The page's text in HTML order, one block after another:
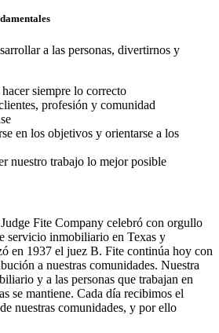
a las personas, divertirnos y
siempre lo correcto
profesión y comunidad
en los objetivos y orientarse a los
nuestro trabajo lo mejor posible
Fite Company celebró con orgullo
servicio inmobiliario en Texas y
en 1937 el juez B. Fite continúa hoy con
a nuestras comunidades. Nuestra
y a las personas que trabajan en
se mantiene. Cada día recibimos el
nuestras comunidades, y por ello